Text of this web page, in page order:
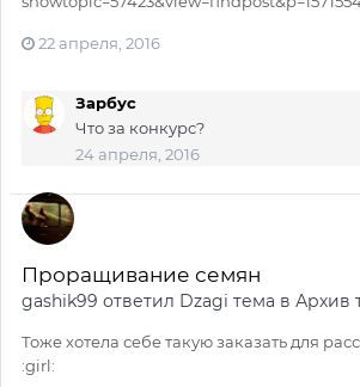
22 апреля, 2016
Зарбус
Что за конкурс?
24 апреля, 2016
Проращивание семян
gashik99 ответил Dzagi тема в Архив
Тоже хотела себе такую заказать для
:girl: